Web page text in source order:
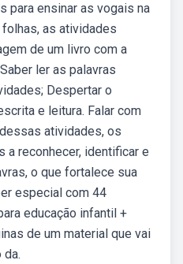
para ensinar as vogais na
as atividades
de um livro com a
ler as palavras
Despertar o
e leitura. Falar com
atividades, os
reconhecer, identificar e
o que fortalece sua
especial com 44
educação infantil +
de um material que vai